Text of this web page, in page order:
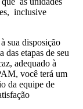
inclusive
sua disposição
das etapas de seu
adequado à
você terá um
da equipe de